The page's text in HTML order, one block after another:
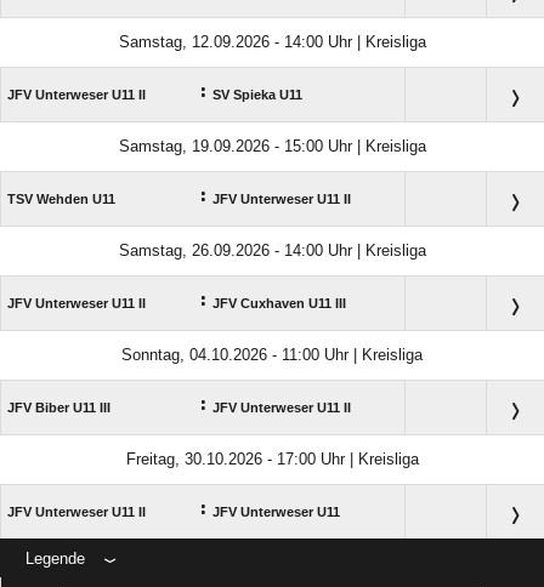
Samstag, 12.09.2026 - 14:00 Uhr | Kreisliga
JFV Unterweser U11 II : SV Spieka U11
Samstag, 19.09.2026 - 15:00 Uhr | Kreisliga
TSV Wehden U11 : JFV Unterweser U11 II
Samstag, 26.09.2026 - 14:00 Uhr | Kreisliga
JFV Unterweser U11 II : JFV Cuxhaven U11 III
Sonntag, 04.10.2026 - 11:00 Uhr | Kreisliga
JFV Biber U11 III : JFV Unterweser U11 II
Freitag, 30.10.2026 - 17:00 Uhr | Kreisliga
JFV Unterweser U11 II : JFV Unterweser U11
Legende